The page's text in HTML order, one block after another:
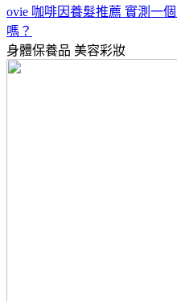
ovie 咖啡因養髮推薦 實測一
嗎？
身體保養品 美容彩妝